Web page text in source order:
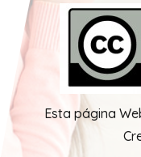
Esta página